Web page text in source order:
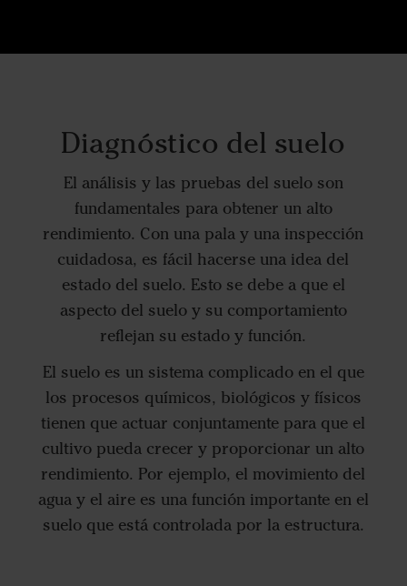
Diagnóstico del suelo
El análisis y las pruebas del suelo son
fundamentales para obtener un alto
rendimiento. Con una pala y una inspección
cuidadosa, es fácil hacerse una idea del
estado del suelo. Esto se debe a que el
aspecto del suelo y su comportamiento
reflejan su estado y función.
El suelo es un sistema complicado en el que
los procesos químicos, biológicos y físicos
tienen que actuar conjuntamente para que el
cultivo pueda crecer y proporcionar un alto
rendimiento. Por ejemplo, el movimiento del
agua y el aire es una función importante en el
suelo que está controlada por la estructura.